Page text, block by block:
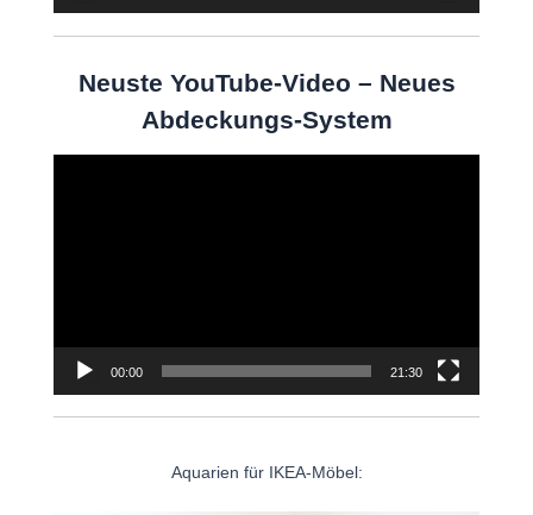
Neuste YouTube-Video – Neues
Abdeckungs-System
00:00 21:30
Aquarien für IKEA-Möbel: